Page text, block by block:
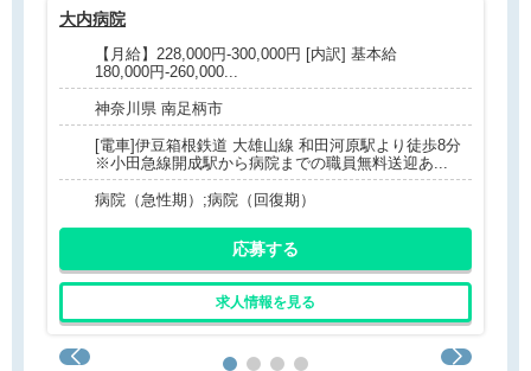
大内病院
【月給】228,000円-300,000円 [内訳] 基本給
180,000円-260,000...
神奈川県 南足柄市
[電車]伊豆箱根鉄道 大雄山線 和田河原駅より徒歩8分
※小田急線開成駅から病院までの職員無料送迎あ...
病院（急性期）;病院（回復期）
応募する
求人情報を見る